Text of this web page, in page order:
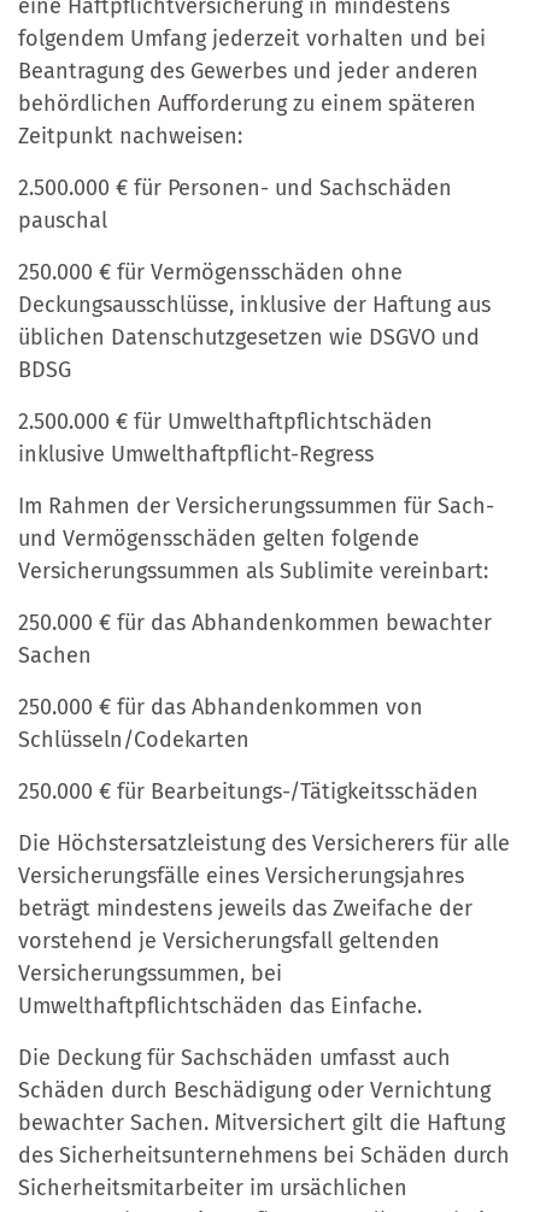
eine Haftpflichtversicherung in mindestens
folgendem Umfang jederzeit vorhalten und bei
Beantragung des Gewerbes und jeder anderen
behördlichen Aufforderung zu einem späteren
Zeitpunkt nachweisen:
2.500.000 € für Personen- und Sachschäden
pauschal
250.000 € für Vermögensschäden ohne
Deckungsausschlüsse, inklusive der Haftung aus
üblichen Datenschutzgesetzen wie DSGVO und
BDSG
2.500.000 € für Umwelthaftpflichtschäden
inklusive Umwelthaftpflicht-Regress
Im Rahmen der Versicherungssummen für Sach-
und Vermögensschäden gelten folgende
Versicherungssummen als Sublimite vereinbart:
250.000 € für das Abhandenkommen bewachter
Sachen
250.000 € für das Abhandenkommen von
Schlüsseln/Codekarten
250.000 € für Bearbeitungs-/Tätigkeitsschäden
Die Höchstersatzleistung des Versicherers für alle
Versicherungsfälle eines Versicherungsjahres
beträgt mindestens jeweils das Zweifache der
vorstehend je Versicherungsfall geltenden
Versicherungssummen, bei
Umwelthaftpflichtschäden das Einfache.
Die Deckung für Sachschäden umfasst auch
Schäden durch Beschädigung oder Vernichtung
bewachter Sachen. Mitversichert gilt die Haftung
des Sicherheitsunternehmens bei Schäden durch
Sicherheitsmitarbeiter im ursächlichen